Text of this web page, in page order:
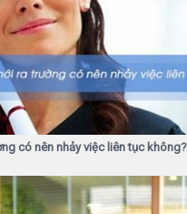
có nên nhảy việc liên tục không?